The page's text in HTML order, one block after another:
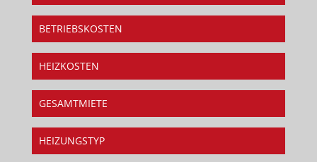
BETRIEBSKOSTEN
HEIZKOSTEN
GESAMTMIETE
HEIZUNGSTYP